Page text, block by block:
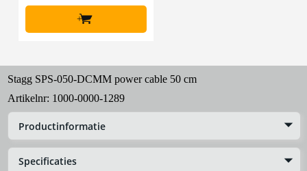
+
Stagg SPS-050-DCMM power cable 50 cm
Artikelnr: 1000-0000-1289
Productinformatie
Specificaties